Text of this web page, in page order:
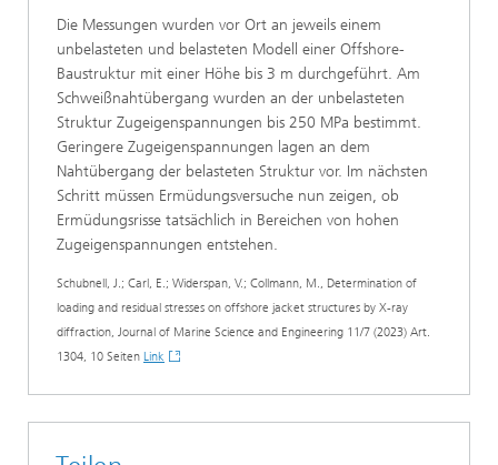
Die Messungen wurden vor Ort an jeweils einem
unbelasteten und belasteten Modell einer Offshore-
Baustruktur mit einer Höhe bis 3 m durchgeführt. Am
Schweißnahtübergang wurden an der unbelasteten
Struktur Zugeigenspannungen bis 250 MPa bestimmt.
Geringere Zugeigenspannungen lagen an dem
Nahtübergang der belasteten Struktur vor. Im nächsten
Schritt müssen Ermüdungsversuche nun zeigen, ob
Ermüdungsrisse tatsächlich in Bereichen von hohen
Zugeigenspannungen entstehen.
Schubnell, J.; Carl, E.; Widerspan, V.; Collmann, M., Determination of
loading and residual stresses on offshore jacket structures by X-ray
diffraction, Journal of Marine Science and Engineering 11/7 (2023) Art.
1304, 10 Seiten Link